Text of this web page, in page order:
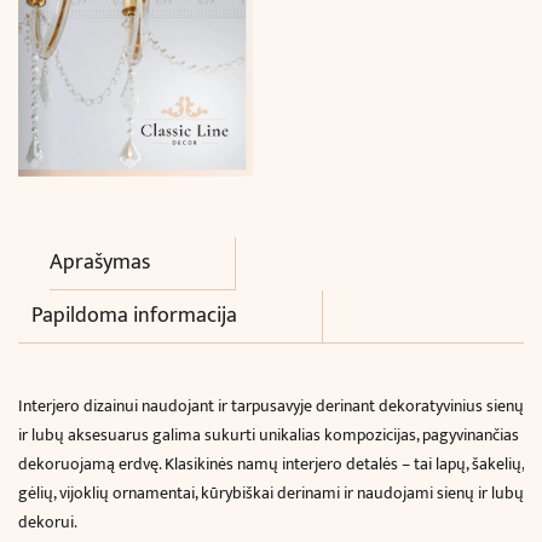
Aprašymas
Papildoma informacija
Interjero dizainui naudojant ir tarpusavyje derinant dekoratyvinius sienų
ir lubų aksesuarus galima sukurti unikalias kompozicijas, pagyvinančias
dekoruojamą erdvę. Klasikinės namų interjero detalės – tai lapų, šakelių,
gėlių, vijoklių ornamentai, kūrybiškai derinami ir naudojami sienų ir lubų
dekorui.